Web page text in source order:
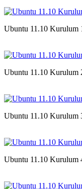
Ubuntu 11.10 Kurulum
Ubuntu 11.10 Kurulum
Ubuntu 11.10 Kurulum
Ubuntu 11.10 Kurulum